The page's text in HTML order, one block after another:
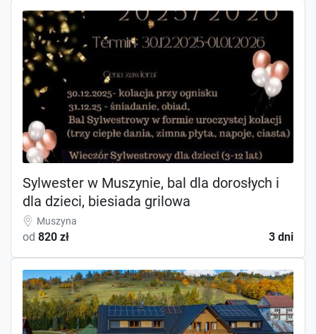
Sylwester w Muszynie, bal dla dorosłych i
dla dzieci, biesiada grilowa
Muszyna
od 820 zł 3 dni